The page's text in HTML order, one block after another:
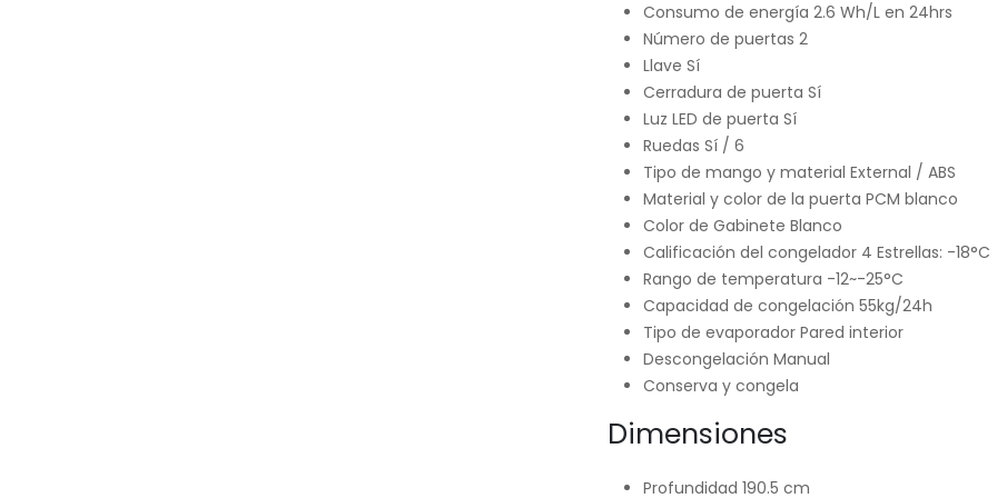
Consumo de energía 2.6 Wh/L en 24hrs
Número de puertas 2
Llave Sí
Cerradura de puerta Sí
Luz LED de puerta Sí
Ruedas Sí / 6
Tipo de mango y material External / ABS
Material y color de la puerta PCM blanco
Color de Gabinete Blanco
Calificación del congelador 4 Estrellas: -18°C
Rango de temperatura -12~-25°C
Capacidad de congelación 55kg/24h
Tipo de evaporador Pared interior
Descongelación Manual
Conserva y congela
Dimensiones
Profundidad 190.5 cm